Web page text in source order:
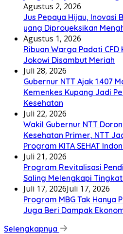
Agustus 2, 2026
Jus Pepaya Hijau, Inovasi
yang Diproyeksikan
Agustus 1, 2026
Ribuan Warga Padati
Jokowi Disambut Meriah
Juli 28, 2026
Gubernur NTT Ajak 1.407
Kemenkes Kupang Jadi
Kesehatan
Juli 22, 2026
Wakil Gubernur NTT
Kesehatan Primer, NTT
Program KITA SEHAT
Juli 21, 2026
Program Revitalisasi
Saling Melengkapi
Juli 17, 2026Juli 17, 2026
Program MBG Tak Hanya
Juga Beri Dampak
Selengkapnya